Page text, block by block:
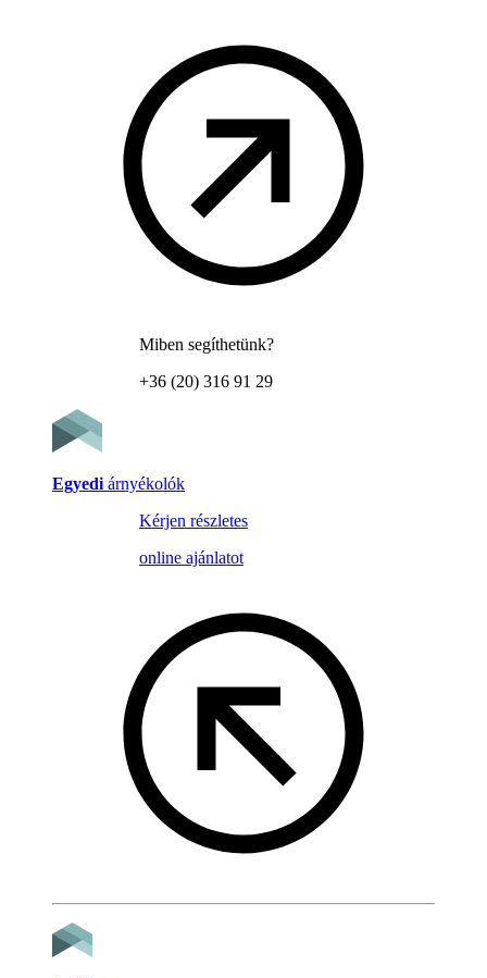
Miben segíthetünk?
+36 (20) 316 91 29
Egyedi árnyékolók
Kérjen részletes
online ajánlatot